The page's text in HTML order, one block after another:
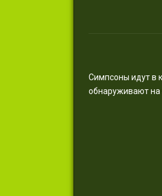
Симпсоны идут в
обнаруживают на